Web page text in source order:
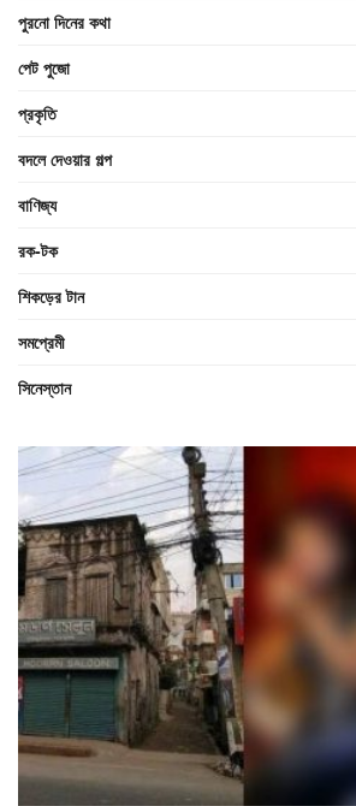
পুরনো দিনের কথা
পেট পুজো
প্রকৃতি
বদলে দেওয়ার গল্প
বাণিজ্য
রক-টক
শিকড়ের টান
সমপ্রেমী
সিনেস্তান